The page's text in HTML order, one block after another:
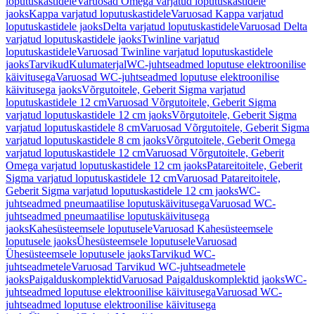
jaoksKappa varjatud loputuskastideleVaruosad Kappa varjatud
loputuskastidele jaoksDelta varjatud loputuskastideleVaruosad Delta
varjatud loputuskastidele jaoksTwinline varjatud
loputuskastideleVaruosad Twinline varjatud loputuskastidele
jaoksTarvikudKulumaterjalWC-juhtseadmed loputuse elektroonilise
käivitusegaVaruosad WC-juhtseadmed loputuse elektroonilise
käivitusega jaoksVõrgutoitele, Geberit Sigma varjatud
loputuskastidele 12 cmVaruosad Võrgutoitele, Geberit Sigma
varjatud loputuskastidele 12 cm jaoksVõrgutoitele, Geberit Sigma
varjatud loputuskastidele 8 cmVaruosad Võrgutoitele, Geberit Sigma
varjatud loputuskastidele 8 cm jaoksVõrgutoitele, Geberit Omega
varjatud loputuskastidele 12 cmVaruosad Võrgutoitele, Geberit
Omega varjatud loputuskastidele 12 cm jaoksPatareitoitele, Geberit
Sigma varjatud loputuskastidele 12 cmVaruosad Patareitoitele,
Geberit Sigma varjatud loputuskastidele 12 cm jaoksWC-
juhtseadmed pneumaatilise loputuskäivitusegaVaruosad WC-
juhtseadmed pneumaatilise loputuskäivitusega
jaoksKahesüsteemsele loputuseleVaruosad Kahesüsteemsele
loputusele jaoksÜhesüsteemsele loputuseleVaruosad
Ühesüsteemsele loputusele jaoksTarvikud WC-
juhtseadmeteleVaruosad Tarvikud WC-juhtseadmetele
jaoksPaigalduskomplektidVaruosad Paigalduskomplektid jaoksWC-
juhtseadmed loputuse elektroonilise käivitusegaVaruosad WC-
juhtseadmed loputuse elektroonilise käivitusega